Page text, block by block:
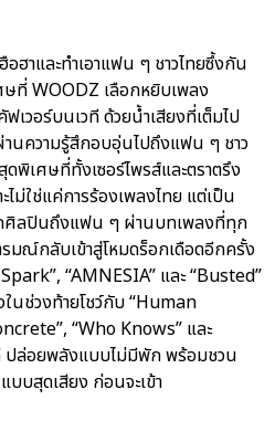
ฮาและทำเอาแฟน ๆ ชาวไทยซึ้งกัน
ที่ WOODZ เลือกหยิบเพลง
เวอร์บนเวที ด้วยน้ำเสียงที่เต็มไป
นความรู้สึกอบอุ่นไปถึงแฟน ๆ ชาว
พิเศษที่ทั้งเซอร์ไพรส์และตราตรึง
ไม่ใช่แค่การร้องเพลงไทย แต่เป็น
กศิลปินถึงแฟน ๆ ผ่านบทเพลงที่ทุก
มณ์กลับเข้าสู่โหมดร็อกเดือดอีกครั้ง
“AMNESIA” และ “Busted”
นช่วงท้ายโชว์กับ “Human
“Who Knows” และ
ปล่อยพลังแบบไม่มีพัก พร้อมชวน
บสุดเสียง ก่อนจะเข้า